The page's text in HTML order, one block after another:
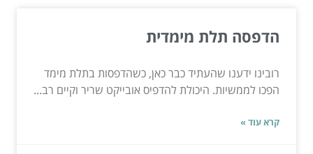
הדפסה תלת מימדית
רובינו ידענו שהעתיד כבר כאן, כשהדפסות בתלת מימד
הפכו לממשיות. היכולת להדפיס אובייקט שריר וקיים רב...
קרא עוד »